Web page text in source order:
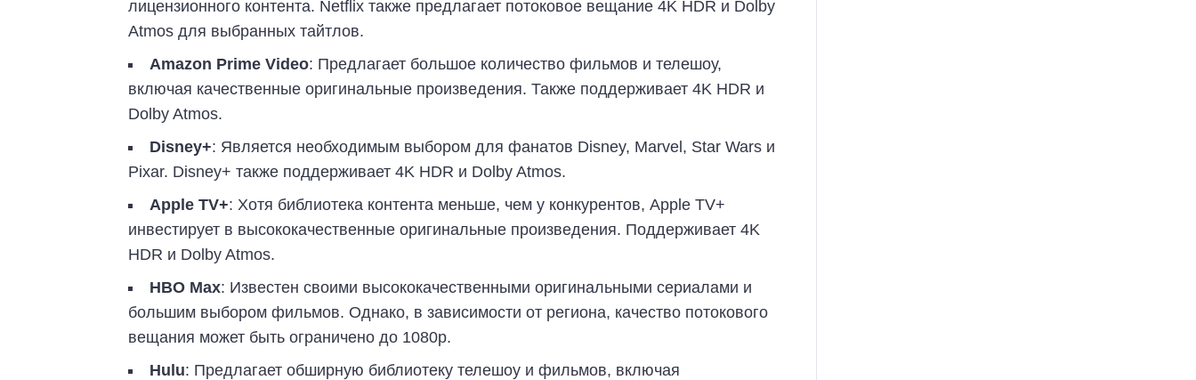
лицензионного контента. Netflix также предлагает потоковое вещание 4K HDR и Dolby
Atmos для выбранных тайтлов.
Amazon Prime Video: Предлагает большое количество фильмов и телешоу,
включая качественные оригинальные произведения. Также поддерживает 4K HDR и
Dolby Atmos.
Disney+: Является необходимым выбором для фанатов Disney, Marvel, Star Wars и
Pixar. Disney+ также поддерживает 4K HDR и Dolby Atmos.
Apple TV+: Хотя библиотека контента меньше, чем у конкурентов, Apple TV+
инвестирует в высококачественные оригинальные произведения. Поддерживает 4K
HDR и Dolby Atmos.
HBO Max: Известен своими высококачественными оригинальными сериалами и
большим выбором фильмов. Однако, в зависимости от региона, качество потокового
вещания может быть ограничено до 1080p.
Hulu: Предлагает обширную библиотеку телешоу и фильмов, включая